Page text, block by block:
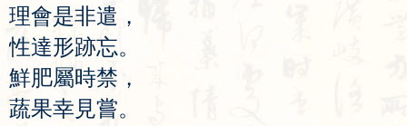
理會是非遣 ，
性達形跡忘。
鮮肥屬時禁 ，
蔬果幸 見嘗。